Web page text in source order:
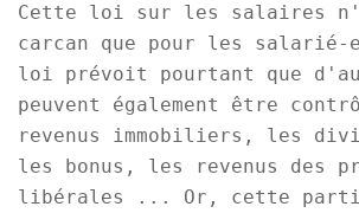
Cette loi sur les salaires
carcan que pour les salarié-
loi prévoit pourtant que
peuvent également être
revenus immobiliers, les
les bonus, les revenus des
libérales ... Or, cette